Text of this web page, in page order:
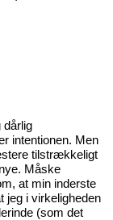
dårlig
intentionen. Men
tilstrækkeligt
Måske
at min inderste
jeg i virkeligheden
(som det